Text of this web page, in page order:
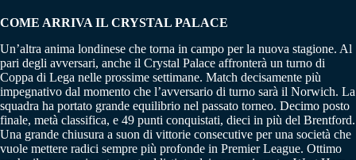
COME ARRIVA IL CRYSTAL PALACE
Un’altra anima londinese che torna in campo per la nuova stagione. Al
pari degli avversari, anche il Crystal Palace affronterà un turno di
Coppa di Lega nelle prossime settimane. Match decisamente più
impegnativo dal momento che l’avversario di turno sarà il Norwich. La
squadra ha portato grande equilibrio nel passato torneo. Decimo posto
finale, metà classifica, e 49 punti conquistati, dieci in più del Brentford.
Una grande chiusura a suon di vittorie consecutive per una società che
vuole mettere radici sempre più profonde in Premier League. Ottimo